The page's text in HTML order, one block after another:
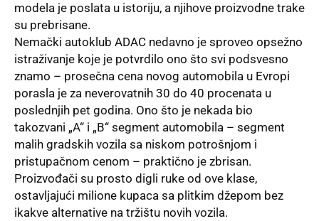
modela je poslata u istoriju, a njihove proizvodne trake
su prebrisane.
Nemački autoklub ADAC nedavno je sproveo opsežno
istraživanje koje je potvrdilo ono što svi podsvesno
znamo – prosečna cena novog automobila u Evropi
porasla je za neverovatnih 30 do 40 procenata u
poslednjih pet godina. Ono što je nekada bio
takozvani „A“ i „B“ segment automobila – segment
malih gradskih vozila sa niskom potrošnjom i
pristupačnom cenom – praktično je zbrisan.
Proizvođači su prosto digli ruke od ove klase,
ostavljajući milione kupaca sa plitkim džepom bez
ikakve alternative na tržištu novih vozila.